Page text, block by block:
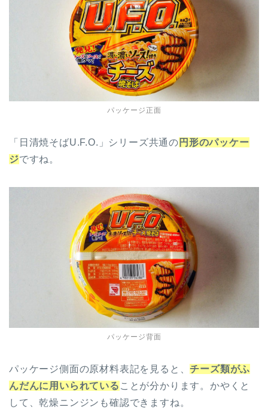
パッケージ正面
「日清焼そばU.F.O.」シリーズ共通の 円形のパッケー
ジですね。
パッケージ背面
パッケージ側面の原材料表記を見ると、チーズ類がふ
んだんに用いられている ことが分かります。かやくと
して、乾燥ニンジンも確認できますね。